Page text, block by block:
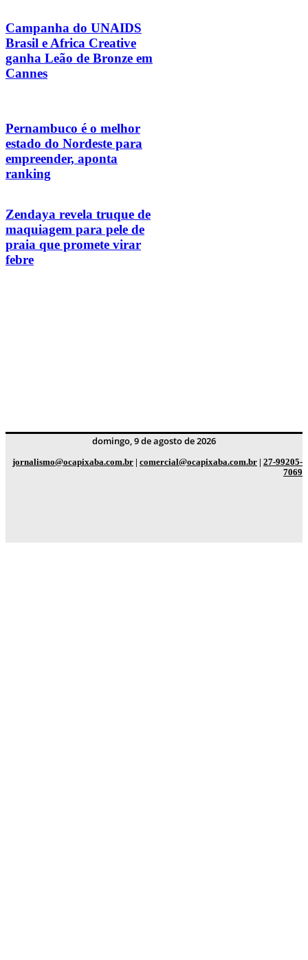
Campanha do UNAIDS
Brasil e Africa Creative
ganha Leão de Bronze em
Cannes
Pernambuco é o melhor
estado do Nordeste para
empreender, aponta
ranking
Zendaya revela truque de
maquiagem para pele de
praia que promete virar
febre
domingo, 9 de agosto de 2026
jornalismo@ocapixaba.com.br | comercial@ocapixaba.com.br | 27-99205-
7069